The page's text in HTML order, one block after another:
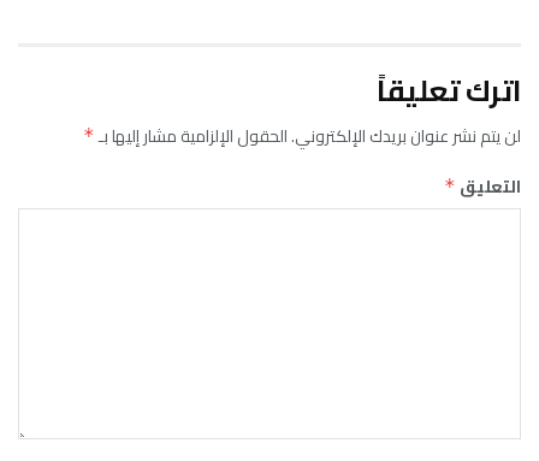
اترك تعليقاً
لن يتم نشر عنوان بريدك الإلكتروني.الحقول الإلزامية مشار إليها بـ*
التعليق *